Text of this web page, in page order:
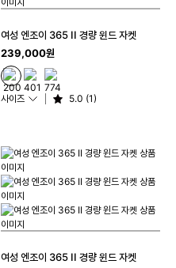
여성 엔조이 365 II 경량 윈드 자켓
239,000원
사이즈 5.0 (1)
여성 엔조이 365 II 경량 윈드 자켓